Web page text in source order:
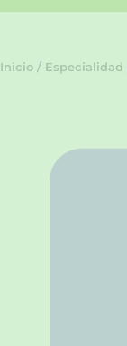
Inicio / Especialidad